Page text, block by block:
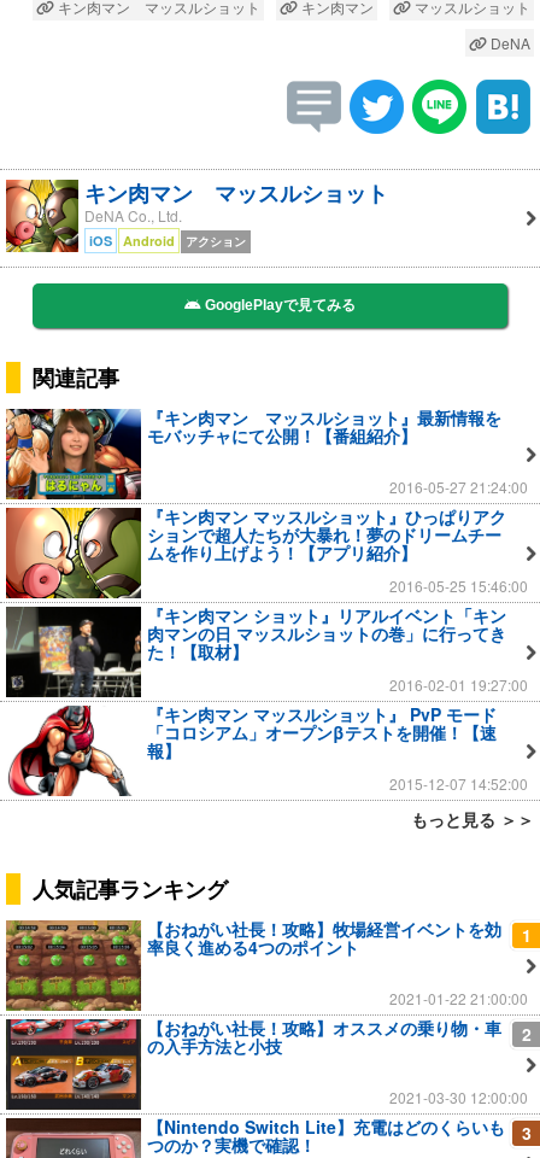
キン肉マン マッスルショット キン肉マン
マッスルショット
DeNA
キン肉マン マッスルショット
DeNA Co., Ltd.
iOS Android アクション
GooglePlayで見てみる
関連記事
『キン肉マン マッスルショット』最新情報を
モバッチャにて公開！【番組紹介】
2016-05-27 21:24:00
『キン肉マン マッスルショット』ひっぱりアク
ションで超人たちが大暴れ！夢のドリームチー
ムを作り上げよう！【アプリ紹介】
2016-05-25 15:46:00
『キン肉マン ショット』リアルイベント「キン
肉マンの日 マッスルショットの巻」に行ってき
た！【取材】
2016-02-01 19:27:00
『キン肉マン マッスルショット』 PvP モード
「コロシアム」オープンβテストを開催！【速
報】
2015-12-07 14:52:00
もっと見る ＞＞
人気記事ランキング
1
【おねがい社長！攻略】牧場経営イベントを効
率良く進める4つのポイント
2021-01-22 21:00:00
2
【おねがい社長！攻略】オススメの乗り物・車
の入手方法と小技
2021-03-30 12:00:00
3
【Nintendo Switch Lite】充電はどのくらいも
つのか？実機で確認！